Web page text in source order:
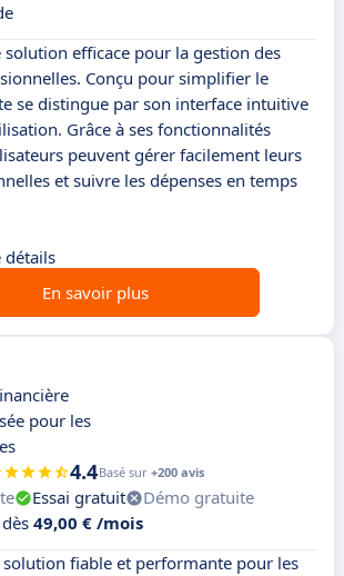
solution efficace pour la gestion des
Conçu pour simplifier le
se distingue par son interface intuitive
Grâce à ses fonctionnalités
peuvent gérer facilement leurs
et suivre les dépenses en temps
détails
En savoir plus
pour les
4.4Basé sur +200 avis
Essai gratuit
Démo gratuite
49,00 € /mois
fiable et performante pour les